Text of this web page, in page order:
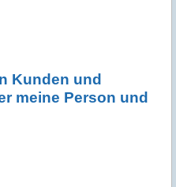
Kunden und
meine Person und